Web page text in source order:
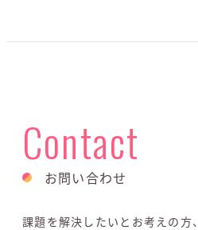
Contact
お問い合わせ
課題を解決したいとお考えの方、